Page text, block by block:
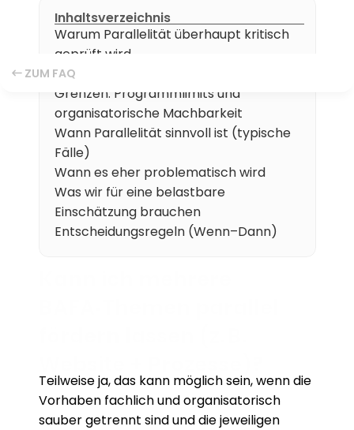
Über uns
Wissen
Mehr erfahren
Inhaltsverzeichnis
Warum Parallelität überhaupt kritisch
geprüft wird
Was „sauber getrennt“ konkret heißt
Grenzen: Programmlimits und
organisatorische Machbarkeit
Wann Parallelität sinnvoll ist (typische
Fälle)
Wann es eher problematisch wird
Was wir für eine belastbare
Einschätzung brauchen
Entscheidungsregeln (Wenn–Dann)
Teilweise ja, das kann möglich sein, wenn die
Vorhaben fachlich und organisatorisch
sauber getrennt sind und die jeweiligen
ZUM FAQ